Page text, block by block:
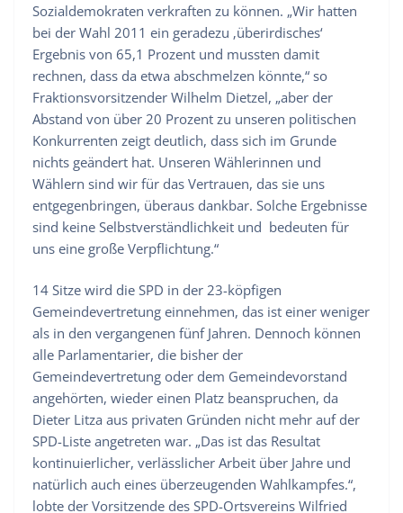
Sozialdemokraten verkraften zu können. „Wir hatten
bei der Wahl 2011 ein geradezu ‚überirdisches‘
Ergebnis von 65,1 Prozent und mussten damit
rechnen, dass da etwa abschmelzen könnte,“ so
Fraktionsvorsitzender Wilhelm Dietzel, „aber der
Abstand von über 20 Prozent zu unseren politischen
Konkurrenten zeigt deutlich, dass sich im Grunde
nichts geändert hat. Unseren Wählerinnen und
Wählern sind wir für das Vertrauen, das sie uns
entgegenbringen, überaus dankbar. Solche Ergebnisse
sind keine Selbstverständlichkeit und bedeuten für
uns eine große Verpflichtung.“
14 Sitze wird die SPD in der 23-köpfigen
Gemeindevertretung einnehmen, das ist einer weniger
als in den vergangenen fünf Jahren. Dennoch können
alle Parlamentarier, die bisher der
Gemeindevertretung oder dem Gemeindevorstand
angehörten, wieder einen Platz beanspruchen, da
Dieter Litza aus privaten Gründen nicht mehr auf der
SPD-Liste angetreten war. „Das ist das Resultat
kontinuierlicher, verlässlicher Arbeit über Jahre und
natürlich auch eines überzeugenden Wahlkampfes.“,
lobte der Vorsitzende des SPD-Ortsvereins Wilfried